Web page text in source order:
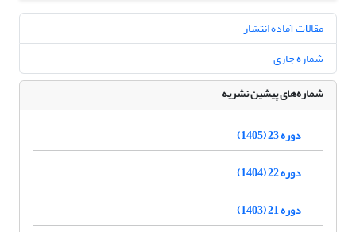
مقالات آماده انتشار
شماره جاری
شماره‌های پیشین نشریه
دوره 23 (1405)
دوره 22 (1404)
دوره 21 (1403)